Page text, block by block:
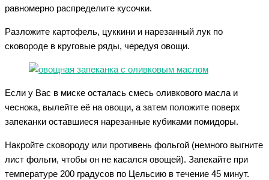
равномерно распределите кусочки.
Разложите картофель, цуккини и нарезанный лук по
сковороде в круговые ряды, чередуя овощи.
Если у Вас в миске осталась смесь оливкового масла и
чеснока, вылейте её на овощи, а затем положите поверх
запеканки оставшиеся нарезанные кубиками помидоры.
Накройте сковороду или противень фольгой (немного выгните
лист фольги, чтобы он не касался овощей). Запекайте при
температуре 200 градусов по Цельсию в течение 45 минут.